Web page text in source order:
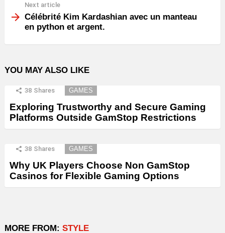
Next article
Célébrité Kim Kardashian avec un manteau
en python et argent.
YOU MAY ALSO LIKE
38 Shares GAMES
Exploring Trustworthy and Secure Gaming
Platforms Outside GamStop Restrictions
38 Shares GAMES
Why UK Players Choose Non GamStop
Casinos for Flexible Gaming Options
MORE FROM: STYLE